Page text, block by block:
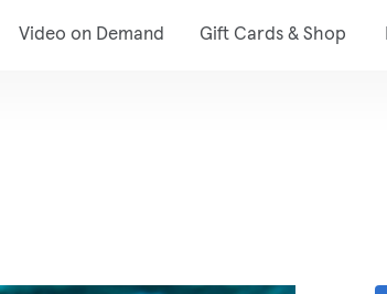
Video on Demand Gift Cards & Shop